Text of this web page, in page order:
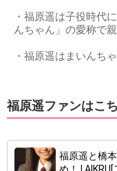
・福原遥は子役時代
んちゃん」の愛称で
・福原遥はまいんち
福原遥ファンはこ
福原遥と橋
め！ |